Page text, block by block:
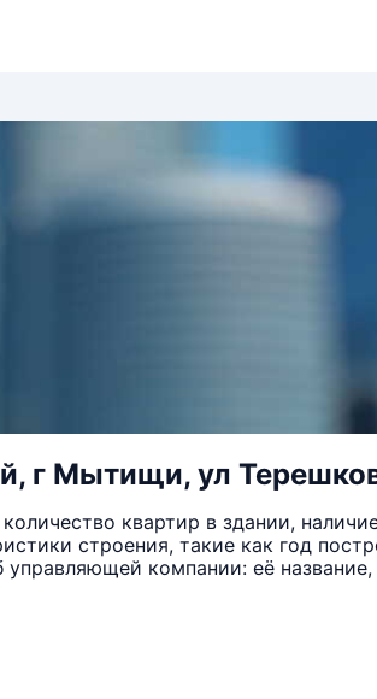
г Мытищи, ул
квартир в здании,
строения, такие как год
компании: её